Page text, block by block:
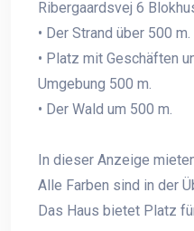
Ribergaardsvej 6
• Der Strand über 500 m.
• Platz mit Geschäften
Umgebung 500 m.
• Der Wald um 500 m.
In dieser Anzeige
Alle Farben sind in der
Das Haus bietet Platz